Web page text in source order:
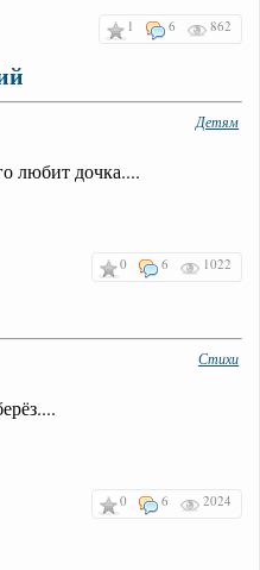
1 6 862
Детям
любит дочка....
0 6 1022
Стихи
0 6 2024